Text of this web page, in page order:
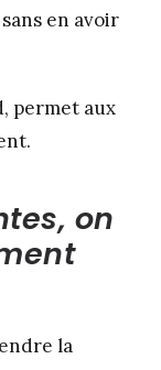
en avoir
permet aux
on
la